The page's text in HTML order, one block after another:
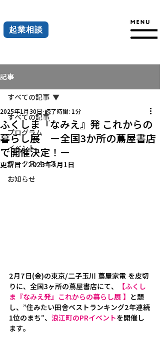
起業相談
記事
すべての記事
プログラム
イベント
ワークスペース
お知らせ
すべての記事
ふくしま『なみえ』発 これからの
暮らし展 ー全国3か所の蔦屋書店
で開催決定！ー
2025年1月30日 読了時間: 1分
更新日：2025年2月1日
2月7日(金)の東京/二子玉川 蔦屋家電 を皮切
りに、全国3ヶ所の蔦屋書店にて、
【ふくし
ま『なみえ発』これからの暮らし展 】
と題
し、”住みたい田舎ベストランキング2年連続
1位のまち”、 浪江町のPRイベントを開催し
ます。